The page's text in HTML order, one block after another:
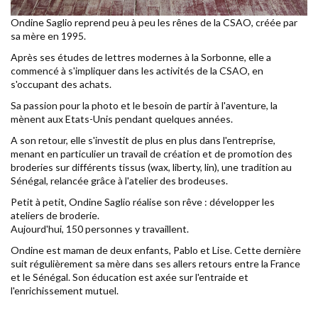
Ondine Saglio reprend peu à peu les rênes de la CSAO, créée par
sa mère en 1995.
Après ses études de lettres modernes à la Sorbonne, elle a
commencé à s'impliquer dans les activités de la CSAO, en
s'occupant des achats.
Sa passion pour la photo et le besoin de partir à l'aventure, la
mènent aux Etats-Unis pendant quelques années.
A son retour, elle s'investit de plus en plus dans l'entreprise,
menant en particulier un travail de création et de promotion des
broderies sur différents tissus (wax, liberty, lin), une tradition au
Sénégal, relancée grâce à l'atelier des brodeuses.
Petit à petit, Ondine Saglio réalise son rêve : développer les
ateliers de broderie.
Aujourd'hui, 150 personnes y travaillent.
Ondine est maman de deux enfants, Pablo et Lise. Cette dernière
suit régulièrement sa mère dans ses allers retours entre la France
et le Sénégal. Son éducation est axée sur l'entraide et
l'enrichissement mutuel.